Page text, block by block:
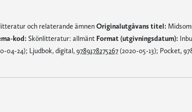
och relaterande ämnenOriginalutgåvans titel:
kod: Skönlitteratur: allmänt Format (utgivningsdatum):
04-24); Ljudbok, digital,9789178275267(2020-05-13); Pocket,